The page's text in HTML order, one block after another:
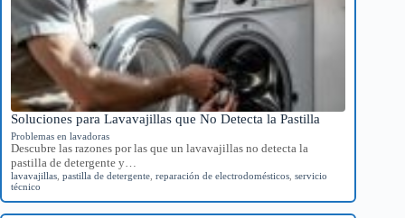
Soluciones para Lavavajillas que No Detecta la Pastilla
Problemas en lavadoras
Descubre las razones por las que un lavavajillas no detecta la
pastilla de detergente y…
lavavajillas pastilla de detergente reparación de electrodomésticos servicio
técnico